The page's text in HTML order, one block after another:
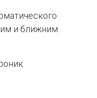
и ближним